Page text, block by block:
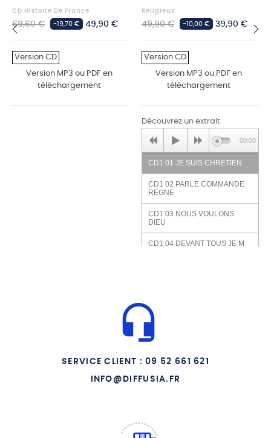
CD Histoire De France
Prix
habituel
69,60 € -19,70 € Prix
49,90 €
Version CD
Version MP3 ou PDF en
téléchargement
Religieux
Prix
49,90 € -10,00 € Prix
39,90 €
Version CD
Version MP3 ou PDF en
téléchargement
Découvrez un extrait
CD1 01 JE SUIS CHRETIEN
CD1 02 PARLE COMMANDE
REGNE
CD1 03 NOUS VOULONS
DIEU
CD1 04 DEVANT TOUS JE M
NOM
PROMESSE
CD1 09 DANS LE SILENCE
00:00
‹
SERVICE CLIENT : 09 52 661 621
INFO@DIFFUSIA.FR